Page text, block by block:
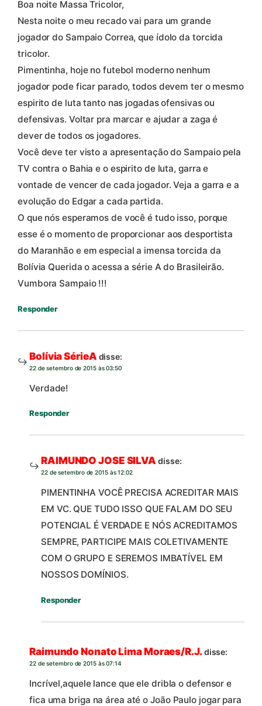
Boa noite Massa Tricolor,
Nesta noite o meu recado vai para um grande
jogador do Sampaio Correa, que ídolo da torcida
tricolor.
Pimentinha, hoje no futebol moderno nenhum
jogador pode ficar parado, todos devem ter o mesmo
espirito de luta tanto nas jogadas ofensivas ou
defensivas. Voltar pra marcar e ajudar a zaga é
dever de todos os jogadores.
Você deve ter visto a apresentação do Sampaio pela
TV contra o Bahia e o espirito de luta, garra e
vontade de vencer de cada jogador. Veja a garra e a
evolução do Edgar a cada partida.
O que nós esperamos de você é tudo isso, porque
esse é o momento de proporcionar aos desportista
do Maranhão e em especial a imensa torcida da
Bolívia Querida o acessa a série A do Brasileirão.
Vumbora Sampaio !!!
Responder
Bolívia SérieA disse:
22 de setembro de 2015 às 03:50
Verdade!
Responder
RAIMUNDO JOSE SILVA disse:
22 de setembro de 2015 às 12:02
PIMENTINHA VOCÊ PRECISA ACREDITAR MAIS
EM VC. QUE TUDO ISSO QUE FALAM DO SEU
POTENCIAL É VERDADE E NÓS ACREDITAMOS
SEMPRE, PARTICIPE MAIS COLETIVAMENTE
COM O GRUPO E SEREMOS IMBATÍVEL EM
NOSSOS DOMÍNIOS.
Responder
Raimundo Nonato Lima Moraes/R.J.disse:
22 de setembro de 2015 às 07:14
Incrível,aquele lance que ele dribla o defensor e
fica uma briga na área até o João Paulo jogar para